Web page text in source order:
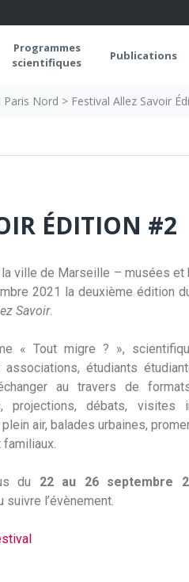
Programmes
scientifiques
Publications
Paris Nord > Festival Allez Savoir
ÉDITION #2
la ville de Marseille – musées
2021 la deuxième édition
Savoir.
« Tout migre ? »,
étudiants
au travers de
projections, débats, visites
air, balades urbaines,
du 22 au 26 septembre
suivre l’évènement.